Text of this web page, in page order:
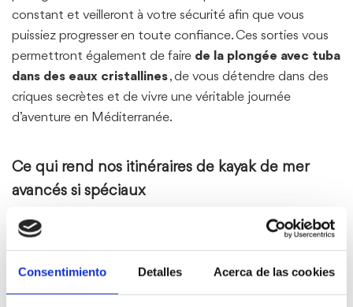
Consentimiento Detalles Acerca de las cookies
constant et veilleront à votre sécurité afin que vous
puissiez progresser en toute confiance. Ces sorties vous
permettront également de faire de la plongée avec tuba
dans des eaux cristallines, de vous détendre dans des
criques secrètes et de vivre une véritable journée
d’aventure en Méditerranée.
Ce qui rend nos itinéraires de kayak de mer
avancés si spéciaux
Une expérience
en fonction de
votre niveau technique et de vos objectifs de
navigation.